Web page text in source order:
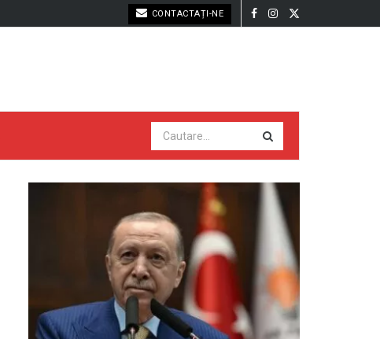
CONTACTAȚI-NE